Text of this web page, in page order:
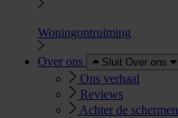
Woningontruiming
Over ons Sluit Over ons
Ons verhaal
Reviews
Achter de schermen